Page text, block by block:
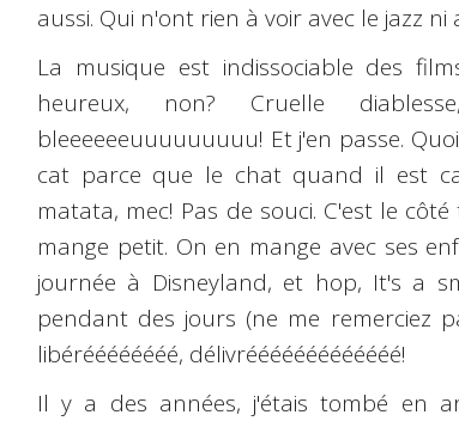
aussi. Qui n'ont rien à voir avec le jazz ni
La musique est indissociable des
heureux, non? Cruelle
bleeeeeeuuuuuuuuu! Et j'en passe.
cat parce que le chat quand il est
matata, mec! Pas de souci. C'est le
mange petit. On en mange avec ses
journée à Disneyland, et hop, It's a
pendant des jours (ne me remerciez
libéréééééééé, délivrééééééééééééé!
Il y a des années, j'étais tombé en